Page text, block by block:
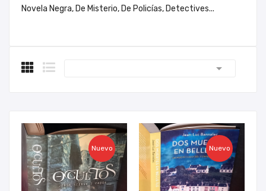
Novela Negra, De Misterio, De Policías, Detectives...

Nuevo Nuevo